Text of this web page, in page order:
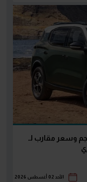
سيارات في حجم وسعر مقارب لـ
الأحد 02 أغسطس 2026